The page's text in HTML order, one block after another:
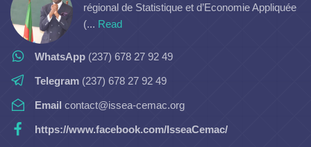
régional de Statistique et d’Economie Appliquée
(... Read
WhatsApp (237) 678 27 92 49
Telegram (237) 678 27 92 49
Email contact@issea-cemac.org
https://www.facebook.com/IsseaCemac/